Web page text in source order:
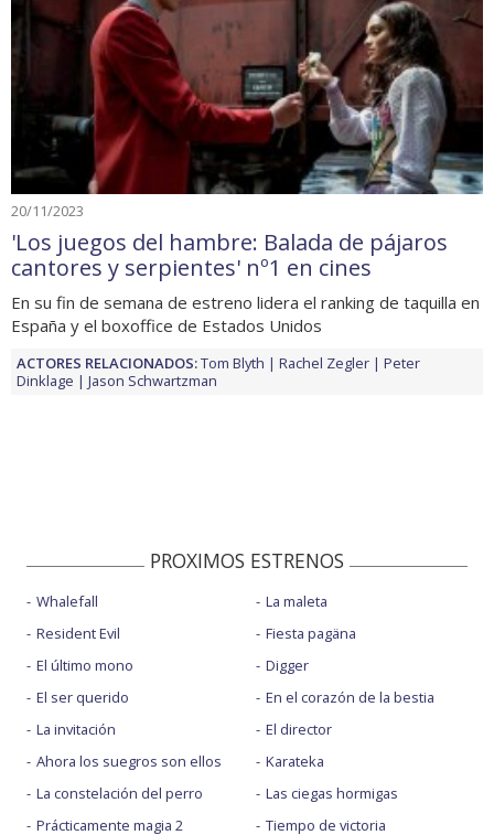
20/11/2023
'Los juegos del hambre: Balada de pájaros
cantores y serpientes' nº1 en cines
En su fin de semana de estreno lidera el ranking de taquilla en
España y el boxoffice de Estados Unidos
ACTORES RELACIONADOS:Tom Blyth Rachel Zegler
Peter
Dinklage
Jason Schwartzman
PROXIMOS ESTRENOS
Whalefall
Resident Evil
El último mono
El ser querido
La invitación
Ahora los suegros son ellos
La constelación del perro
Prácticamente magia 2
La maleta
Fiesta pagäna
Digger
En el corazón de la bestia
El director
Karateka
Las ciegas hormigas
Tiempo de victoria